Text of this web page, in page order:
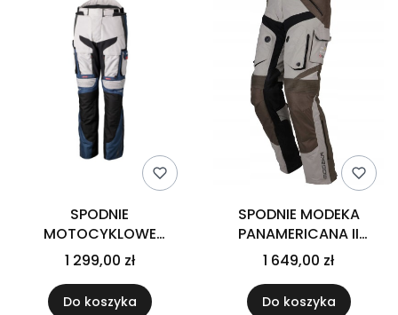
SPODNIE
MOTOCYKLOWE
TEKSTYLNE RST PRO
SERIES ADVENTURE-X
SILVER DARK BLUE RED
1 299,00 zł
Do koszyka
SPODNIE MODEKA
PANAMERICANA II
PIASKOWY/KHAKI
1 649,00 zł
Do koszyka